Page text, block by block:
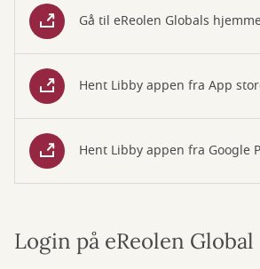
Gå til eReolen Globals
Hent Libby appen fra App
Hent Libby appen fra Google
Login på eReolen Global